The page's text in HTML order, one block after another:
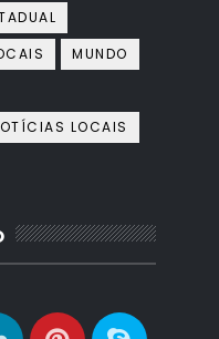
MUNDO
LOCAIS